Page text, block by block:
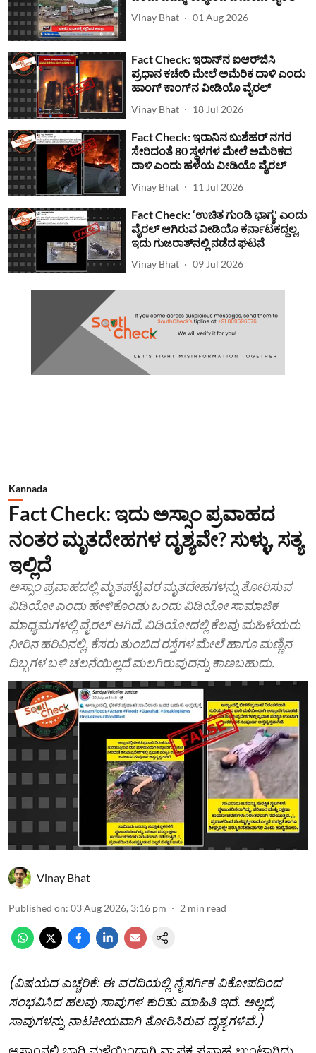
Vinay Bhat 01 Aug 2026
Fact Check: ಇರಾನ್‌ನ ಐಆರ್‌ಜಿಸಿ
ಪ್ರಧಾನ ಕಚೇರಿ ಮೇಲೆ ಅಮೆರಿಕ ದಾಳಿ ಎಂದು
ಹಾಂಗ್ ಕಾಂಗ್​ನ ವೀಡಿಯೊ ವೈರಲ್
Vinay Bhat 18 Jul 2026
Fact Check: ಇರಾನಿನ ಬುಶೆಹರ್ ನಗರ
ಸೇರಿದಂತೆ 80 ಸ್ಥಳಗಳ ಮೇಲೆ ಅಮೆರಿಕದ
ದಾಳಿ ಎಂದು ಹಳೆಯ ವೀಡಿಯೊ ವೈರಲ್
Vinay Bhat 11 Jul 2026
Fact Check: ‘ಉಚಿತ ಗುಂಡಿ ಭಾಗ್ಯ' ಎಂದು
ವೈರಲ್ ಆಗಿರುವ ವೀಡಿಯೊ ಕರ್ನಾಟಕದ್ದಲ್ಲ,
ಇದು ಗುಜರಾತ್‌ನಲ್ಲಿ ನಡೆದ ಘಟನೆ
Vinay Bhat 09 Jul 2026
Kannada
Fact Check: ಇದು ಅಸ್ಸಾಂ ಪ್ರವಾಹದ
ನಂತರ ಮೃತದೇಹಗಳ ದೃಶ್ಯವೇ? ಸುಳ್ಳು, ಸತ್ಯ
ಇಲ್ಲಿದೆ
ಅಸ್ಸಾಂ ಪ್ರವಾಹದಲ್ಲಿ ಮೃತಪಟ್ಟವರ ಮೃತದೇಹಗಳನ್ನು ತೋರಿಸುವ
ವಿಡಿಯೋ ಎಂದು ಹೇಳಿಕೊಂಡು ಒಂದು ವಿಡಿಯೋ ಸಾಮಾಜಿಕ
ಮಾಧ್ಯಮಗಳಲ್ಲಿ ವೈರಲ್ ಆಗಿದೆ. ವಿಡಿಯೋದಲ್ಲಿ ಕೆಲವು ಮಹಿಳೆಯರು
ನೀರಿನ ಹರಿವಿನಲ್ಲಿ, ಕೆಸರು ತುಂಬಿದ ರಸ್ತೆಗಳ ಮೇಲೆ ಹಾಗೂ ಮಣ್ಣಿನ
ದಿಬ್ಬಗಳ ಬಳಿ ಚಲನೆಯಿಲ್ಲದೆ ಮಲಗಿರುವುದನ್ನು ಕಾಣಬಹುದು.
Vinay Bhat
Published on: 03 Aug 2026, 3:16 pm 2 min read
(ವಿಷಯದ ಎಚ್ಚರಿಕೆ: ಈ ವರದಿಯಲ್ಲಿ ನೈಸರ್ಗಿಕ ವಿಕೋಪದಿಂದ
ಸಂಭವಿಸಿದ ಹಲವು ಸಾವುಗಳ ಕುರಿತು ಮಾಹಿತಿ ಇದೆ. ಅಲ್ಲದೆ,
ಸಾವುಗಳನ್ನು ನಾಟಕೀಯವಾಗಿ ತೋರಿಸಿರುವ ದೃಶ್ಯಗಳಿವೆ.)